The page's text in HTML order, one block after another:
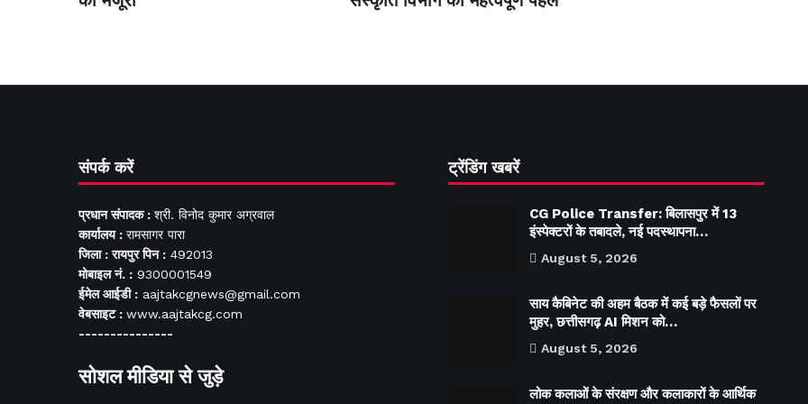
संपर्क करें
प्रधान संपादक : श्री. विनोद कुमार अग्रवाल
कार्यालय : रामसागर पारा
जिला : रायपुर पिन : 492013
मोबाइल नं. : 9300001549
ईमेल आईडी : aajtakcgnews@gmail.com
वेबसाइट : www.aajtakcg.com
---------------
सोशल मीडिया से जुड़े
ट्रेंडिंग खबरें
CG Police Transfer: बिलासपुर में 13
इंस्पेक्टरों के तबादले, नई पदस्थापना…
August 5, 2026
साय कैबिनेट की अहम बैठक में कई बड़े फैसलों पर
मुहर, छत्तीसगढ़ AI मिशन को…
August 5, 2026
लोक कलाओं के संरक्षण और कलाकारों के आर्थिक